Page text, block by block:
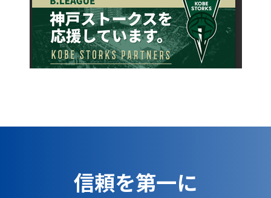
信頼を第一に